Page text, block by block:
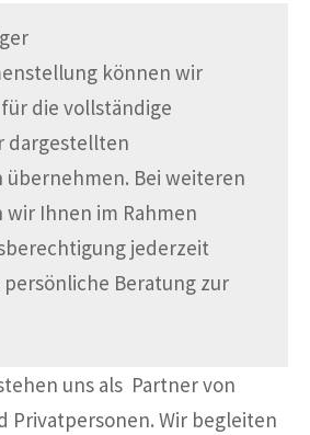
können wir
die vollständige
dargestellten
Bei weiteren
wir Ihnen im Rahmen
jederzeit
Beratung zur
uns als Partner von
Privatpersonen. Wir begleiten